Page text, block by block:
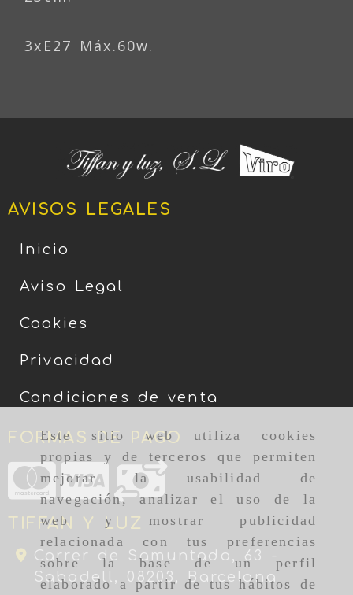
Este sitio web utiliza cookies
propias y de terceros que permiten
mejorar la usabilidad de
navegación, analizar el uso de la
web y mostrar publicidad
relacionada con tus preferencias
sobre la base de un perfil
elaborado a partir de tus hábitos de
3xE27 Máx.60w.
AVISOS LEGALES
Inicio
Aviso Legal
Cookies
Privacidad
Condiciones de venta
FORMAS DE PAGO
TIFFAN Y LUZ
Carrer de Samuntada, 63 -
Sabadell, 08203, Barcelona